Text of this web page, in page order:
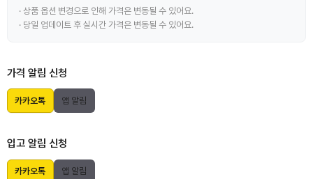
· 상품 옵션 변경으로 인해 가격은 변동될 수 있어요.
· 당일 업데이트 후 실시간 가격은 변동될 수 있어요.
가격 알림 신청
카카오톡 앱 알림
입고 알림 신청
카카오톡 앱 알림